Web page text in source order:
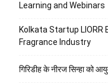
Learning and Webinars
Kolkata Startup LIORR
Fragrance Industry
गिरिडीह के नीरज सिन्हा को